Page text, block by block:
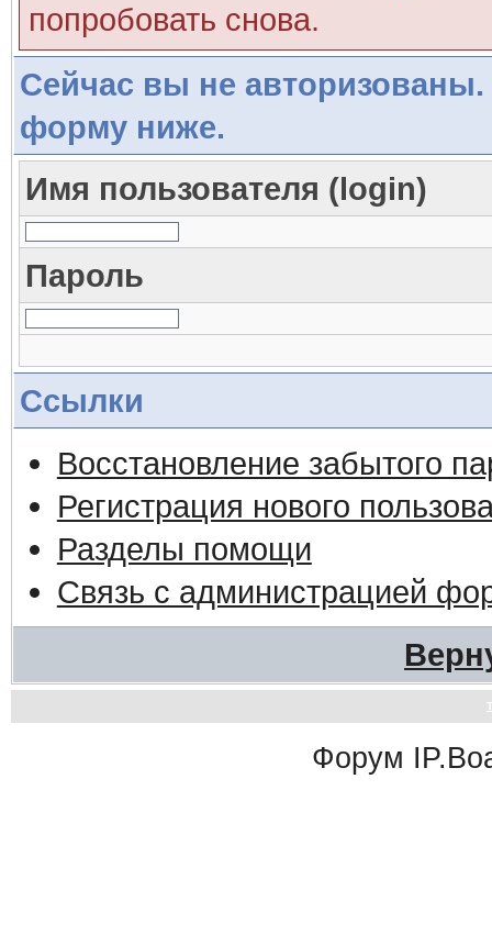
попробовать снова.
Сейчас вы не авторизованы.
форму ниже.
Имя пользователя (login)
Пароль
Ссылки
Восстановление забытого
Регистрация нового
Разделы помощи
Связь с администрацией
Форум